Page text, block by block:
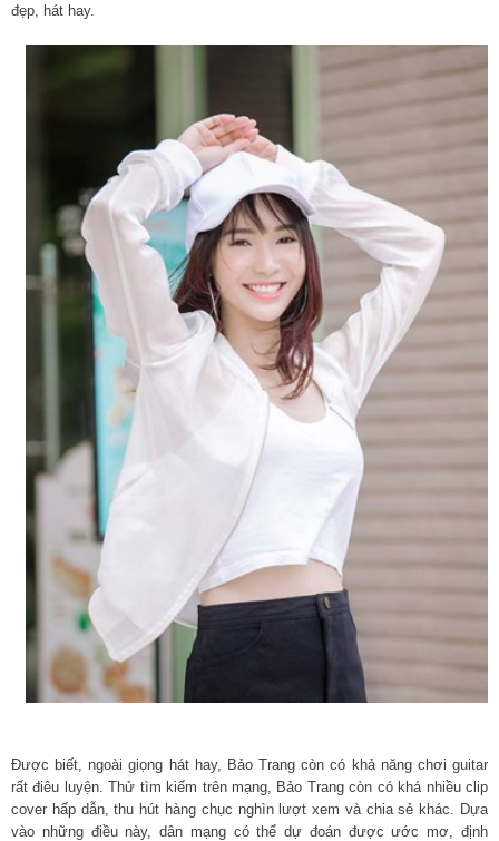
đẹp, hát hay.
Được biết, ngoài giọng hát hay, Bảo Trang còn có khả năng chơi guitar
rất điêu luyện. Thử tìm kiếm trên mạng, Bảo Trang còn có khá nhiều clip
cover hấp dẫn, thu hút hàng chục nghìn lượt xem và chia sẻ khác. Dựa
vào những điều này, dân mạng có thể dự đoán được ước mơ, định